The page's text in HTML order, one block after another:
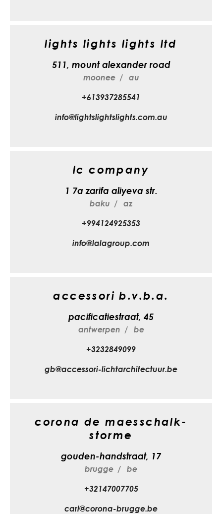
lights lights lights ltd
511, mount alexander road
moonee
au
+613937285541
info@lightslightslights.com.au
lc company
1 7a zarifa aliyeva str.
baku
az
+994124925353
info@lalagroup.com
accessori b.v.b.a.
pacificatiestraat, 45
antwerpen
be
+3232849099
gb@accessori-lichtarchitectuur.be
corona de maesschalk-
storme
gouden-handstraat, 17
brugge
be
+32147007705
carl@corona-brugge.be